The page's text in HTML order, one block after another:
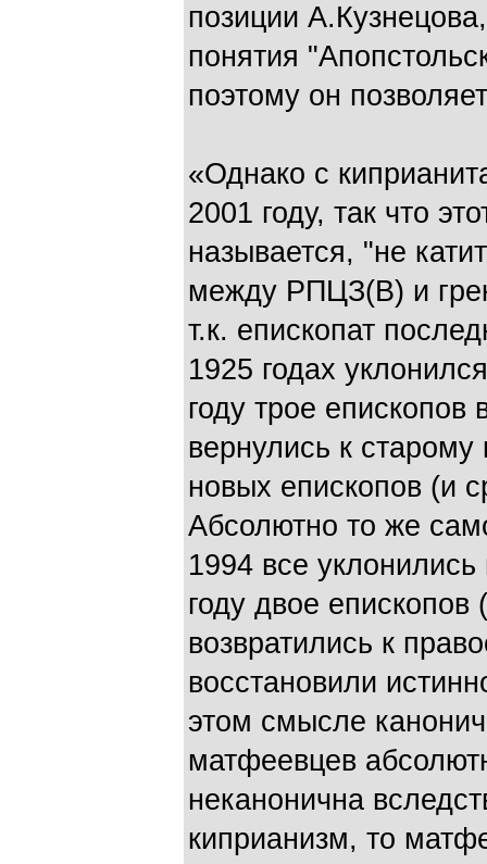
позиции
понятия
поэтому он
«Однако с
2001 году, так что
называется, "не
между РПЦЗ(В) и
т.к. епископат
1925 годах
году трое
вернулись к
новых епископов (и
Абсолютно то же
1994 все
году двое
возвратились к
восстановили
этом смысле
матфеевцев
неканонична
киприанизм, то